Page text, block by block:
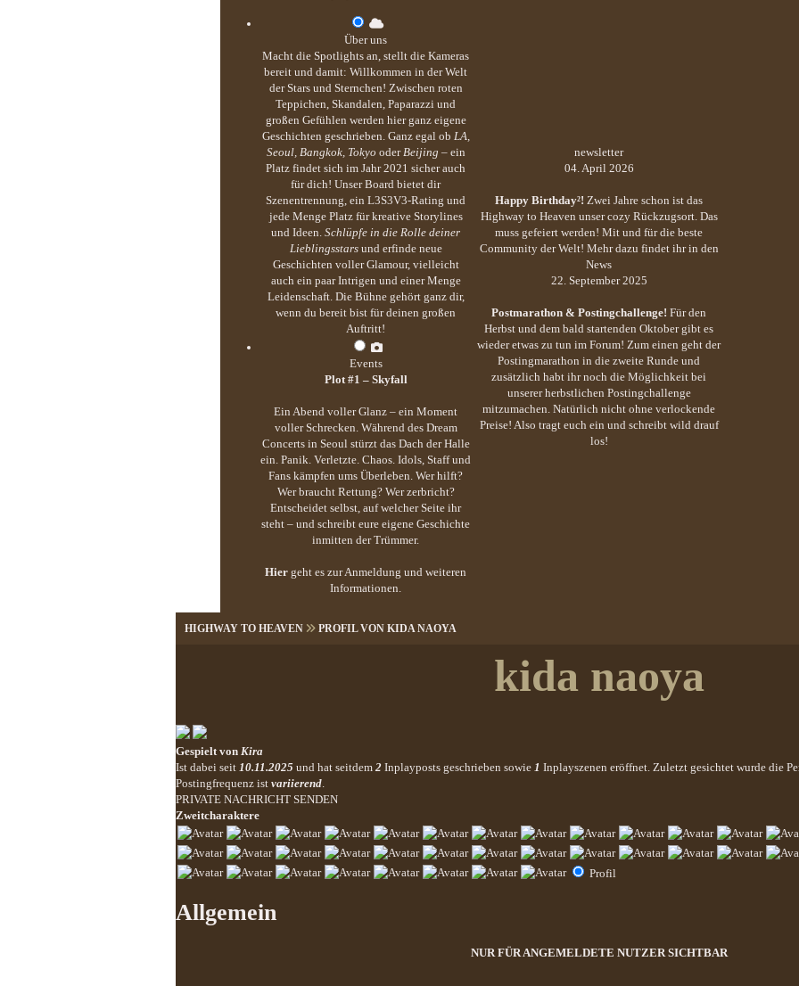
Über uns
Macht die Spotlights an, stellt die Kameras
bereit und damit: Willkommen in der Welt
der Stars und Sternchen! Zwischen roten
Teppichen, Skandalen, Paparazzi und
großen Gefühlen werden hier ganz eigene
Geschichten geschrieben. Ganz egal ob LA,
Seoul, Bangkok, Tokyo oderBeijing – ein
Platz findet sich im Jahr 2021 sicher auch
für dich! Unser Board bietet dir
Szenentrennung, ein L3S3V3-Rating und
jede Menge Platz für kreative Storylines
und Ideen. Schlüpfe in die Rolle deiner
Lieblingsstarsund erfinde neue
Geschichten voller Glamour, vielleicht
auch ein paar Intrigen und einer Menge
Leidenschaft. Die Bühne gehört ganz dir,
wenn du bereit bist für deinen großen
Auftritt!
Events
Plot #1 – Skyfall
Ein Abend voller Glanz – ein Moment
voller Schrecken. Während des Dream
Concerts in Seoul stürzt das Dach der Halle
ein. Panik. Verletzte. Chaos. Idols, Staff und
Fans kämpfen ums Überleben. Wer hilft?
Wer braucht Rettung? Wer zerbricht?
Entscheidet selbst, auf welcher Seite ihr
steht – und schreibt eure eigene Geschichte
inmitten der Trümmer.
Hier geht es zur Anmeldung und weiteren
Informationen.
newsletter
04. April 2026
Happy Birthday²! Zwei Jahre schon ist das
Highway to Heaven unser cozy Rückzugsort. Das
muss gefeiert werden! Mit und für die beste
Community der Welt! Mehr dazu findet ihr in den
News
22. September 2025
Postmarathon & Postingchallenge! Für den
Herbst und dem bald startenden Oktober gibt es
wieder etwas zu tun im Forum! Zum einen geht der
Postingmarathon in die zweite Runde und
zusätzlich habt ihr noch die Möglichkeit bei
unserer herbstlichen Postingchallenge
mitzumachen. Natürlich nicht ohne verlockende
Preise! Also tragt euch ein und schreibt wild drauf
los!
HIGHWAY TO HEAVEN PROFIL VON KIDA NAOYA
kida naoya
Gespielt von Kira
Ist dabei seit 10.11.2025 und hat seitdem 2 Inplayposts geschrieben sowie 1 Inplayszenen eröffnet. Zuletzt gesichtet wurde die
Postingfrequenz ist variierend.
PRIVATE NACHRICHT SENDEN
Zweitcharaktere
Profil
Allgemein
NUR FÜR ANGEMELDETE NUTZER SICHTBAR